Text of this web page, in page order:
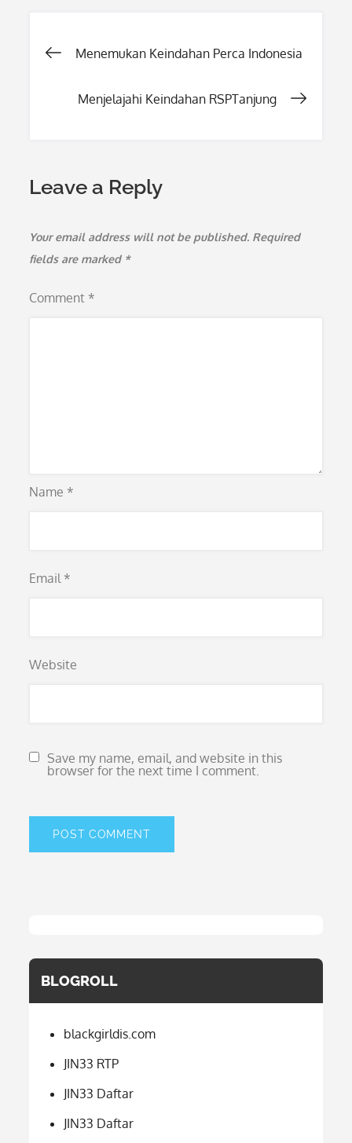
Post
navigation
Menemukan Keindahan Perca Indonesia
Menjelajahi Keindahan RSPTanjung
Leave a Reply
Your email address will not be published. Required
fields are marked *
Comment *
Name *
Email *
Website
Save my name, email, and website in this
browser for the next time I comment.
BLOGROLL
blackgirldis.com
JIN33 RTP
JIN33 Daftar
JIN33 Daftar